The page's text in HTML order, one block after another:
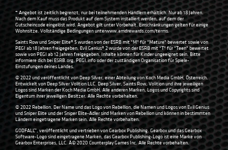
* Angebot ist zeitlich begrenzt, nur bei teilnehmenden Händlern erhältlich. Nur ab 18 Jahren.
Nach dem Kauf muss das Produkt auf dem System installiert werden, auf dem der
Gutscheincode eingelöst wird. Angebot gilt unter Vorbehalt. Einschränkungen gelten für einige
Wohnsitze. Vollständige Bedingungen unterwww.amdrewards.com/terms.
Saints Row und Sniper Elite® 5 wurden von der ESRB mit "M" für "Mature" bewertet sowie von
PEGI ab 18 Jahren freigegeben. Evil Genius® 2 wurde von der ESRB mit "T" für "Teen" bewertet
sowie von PEGI ab 12 Jahren freigegeben. Inhalte können für Kinder ungeeignet sein. Bitte
informiere dich bei ESRB.org, PEGI.info oder der zuständigen Organisation für Spiele-
Einstufungen deines Landes.
© 2022 und veröffentlicht von Deep Silver, einer Abteilung von Koch Media GmbH, Österreich.
Entwickelt von Deep Silver Volition LLC. Deep Silver, Saints Row, Volition und ihre jeweiligen
Logos sind Marken der Koch Media GmbH. Alle anderen Marken, Logos und Copyrights sind
Eigentum ihrer jeweiligen Besitzer. Alle Rechte vorbehalten.
© 2022 Rebellion. Der Name und das Logo von Rebellion, die Namen und Logos von Evil Genius
und Sniper Elite und der Sniper Elite-Adler sind Marken von Rebellion und können in bestimmten
Ländern eingetragene Marken sein. Alle Rechte vorbehalten.
GODFALL™, veröffentlicht und vertrieben von Gearbox Publishing. Gearbox und das Gearbox
Software-Logo sind eingetragene Marken, das Gearbox Publishing-Logo ist eine Marke von
Gearbox Enterprises, LLC. Â© 2020 Counterplay Games Inc. Alle Rechte vorbehalten.